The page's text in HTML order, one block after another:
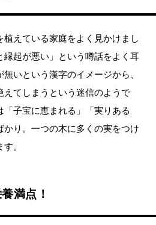
えている家庭をよく見かけまし
縁起が悪い」という噂話をよく耳
いという漢字のイメージから、
えてしまうという迷信のようで
子宝に恵まれる」「実りある
り。一つの木に多くの実をつけ
。
満点！